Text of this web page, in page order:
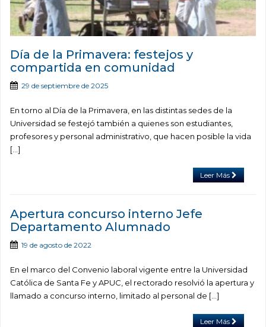
Día de la Primavera: festejos y
compartida en comunidad
29 de septiembre de 2025
En torno al Día de la Primavera, en las distintas sedes de la
Universidad se festejó también a quienes son estudiantes,
profesores y personal administrativo, que hacen posible la vida
[…]
Leer Más
Apertura concurso interno Jefe
Departamento Alumnado
19 de agosto de 2022
En el marco del Convenio laboral vigente entre la Universidad
Católica de Santa Fe y APUC, el rectorado resolvió la apertura y
llamado a concurso interno, limitado al personal de […]
Leer Más